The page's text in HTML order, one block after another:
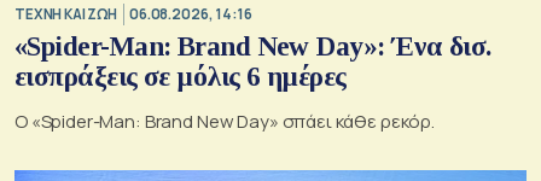
TΕΧΝΗ ΚΑΙ ΖΩΗ 06.08.2026, 14:16
«Spider-Man: Brand New Day»: Ένα δισ.
εισπράξεις σε μόλις 6 ημέρες
Ο «Spider-Man: Brand New Day» σπάει κάθε ρεκόρ.